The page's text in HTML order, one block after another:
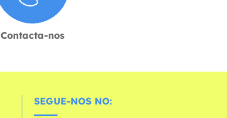
Contacta-nos
SEGUE-NOS NO: